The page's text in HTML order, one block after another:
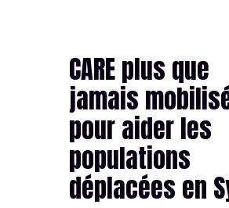
CARE plus que
jamais
pour aider les
populations
déplacées en